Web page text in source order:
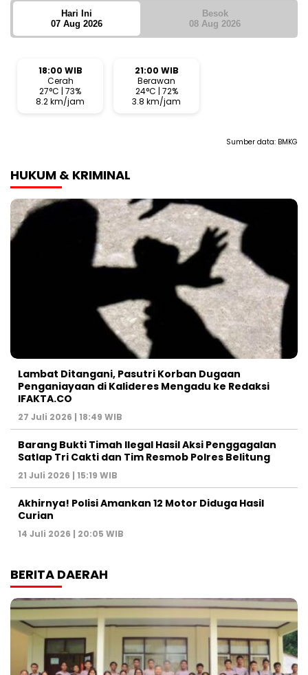
Hari Ini
07 Aug 2026
Besok
08 Aug 2026
18:00 WIB
Cerah
27°C | 73%
8.2 km/jam
21:00 WIB
Berawan
24°C | 72%
3.8 km/jam
Sumber data: BMKG
HUKUM & KRIMINAL
Lambat Ditangani, Pasutri Korban Dugaan
Penganiayaan di Kalideres Mengadu ke Redaksi
IFAKTA.CO
27 Juli 2026 | 18:49 WIB
Barang Bukti Timah Ilegal Hasil Aksi Penggagalan
Satlap Tri Cakti dan Tim Resmob Polres Belitung
21 Juli 2026 | 15:19 WIB
Akhirnya! Polisi Amankan 12 Motor Diduga Hasil
Curian
14 Juli 2026 | 20:05 WIB
BERITA DAERAH